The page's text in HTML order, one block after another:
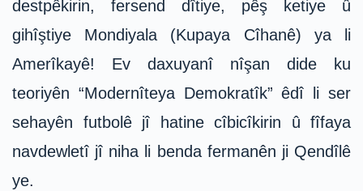
destpêkirin, fersend dîtiye, pêş ketiye û
gihîştiye Mondiyala (Kupaya Cîhanê) ya li
Amerîkayê! Ev daxuyanî nîşan dide ku
teoriyên “Modernîteya Demokratîk” êdî li ser
sehayên futbolê jî hatine cîbicîkirin û fîfaya
navdewletî jî niha li benda fermanên ji Qendîlê
ye.